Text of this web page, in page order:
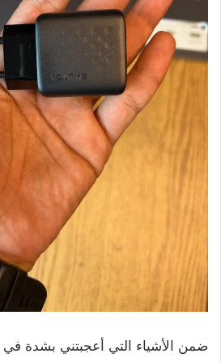
ضمن الأشياء التي أعجبتني بشدة في